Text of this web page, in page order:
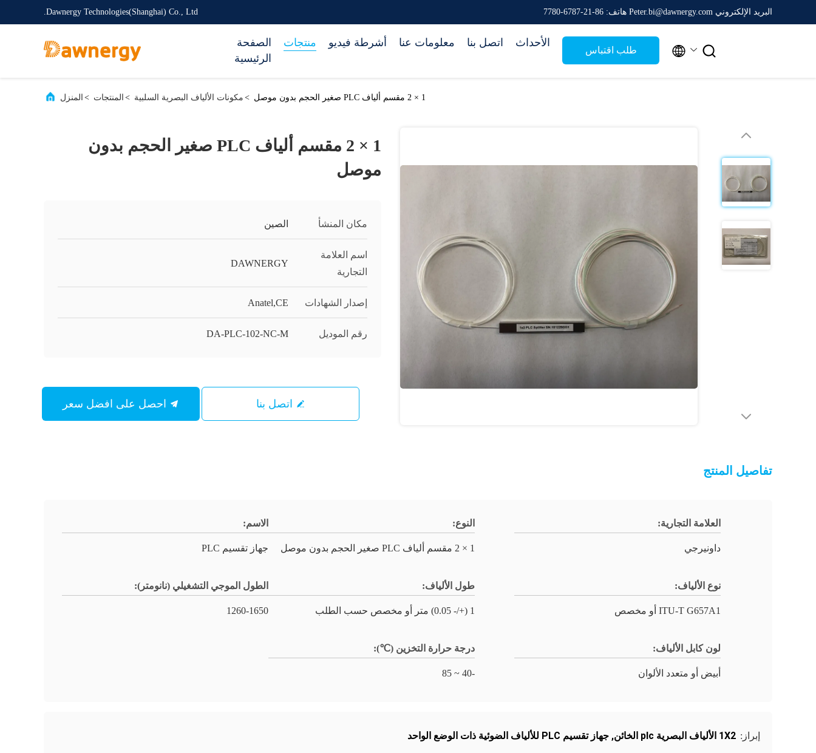
Dawnergy Technologies(Shanghai) Co., Ltd. البريد الإلكتروني Peter.bi@dawnergy.com هاتف: 86-21-6787-7780
الصفحة
الرئيسية
منتجات أشرطة فيديو معلومات عنا اتصل بنا الأحداث
طلب اقتباس  
المنزل > المنتجات > مكونات الألياف البصرية السلبية > 1 × 2 مقسم ألياف PLC صغير الحجم بدون موصل
1 × 2 مقسم ألياف PLC صغير الحجم بدون
موصل
مكان المنشأ الصين
اسم العلامة
التجارية
DAWNERGY
إصدار الشهادات Anatel,CE
رقم الموديل DA-PLC-102-NC-M
اتصل بنا
تفاصيل المنتج
العلامة التجارية:
داونيرجي
النوع:
1 × 2 مقسم ألياف PLC صغير الحجم بدون موصل
الاسم:
جهاز تقسيم PLC
نوع الألياف:
ITU-T G657A1 أو مخصص
طول الألياف:
1 (+/- 0.05) متر أو مخصص حسب الطلب
الطول الموجي التشغيلي (نانومتر):
1260-1650
لون كابل الألياف:
أبيض أو متعدد الألوان
درجة حرارة التخزين (℃):
-40 ~ 85
إبراز: 1X2 الألياف البصرية plc الخائن , جهاز تقسيم PLC للألياف الضوئية ذات الوضع الواحد